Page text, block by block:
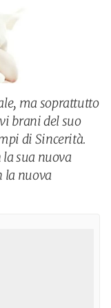
ma soprattutto
brani del suo
di Sincerità.
sua nuova
la nuova